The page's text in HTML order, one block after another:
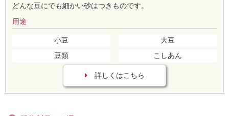
どんな豆にでも細かい砂はつきものです。
用途
小豆
大豆
豆類
こしあん
詳しくはこちら